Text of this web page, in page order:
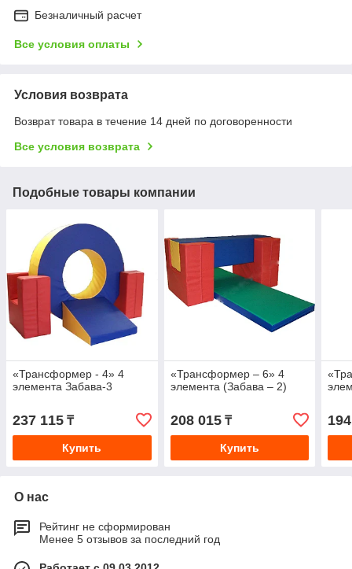
Безналичный расчет
Все условия оплаты
Условия возврата
Возврат товара в течение 14 дней по договоренности
Все условия возврата
Подобные товары компании
«Трансформер - 4» 4
элемента Забава-3
237 115 ₸
Купить
«Трансформер – 6» 4
элемента (Забава – 2)
208 015₸
Купить
О нас
Рейтинг не сформирован
Менее 5 отзывов за последний год